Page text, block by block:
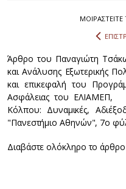
ΜΟΙΡΑΣΤEIΤΕ
Άρθρο του Παναγιώτη
και Ανάλυσης Εξωτερικής
και επικεφαλή του
Ασφάλειας του ΕΛΙΑΜΕΠ,
Κόλπου: Δυναμικές,
"Πανεστήμιο Αθηνών", 7ο
Διαβάστε ολόκληρο το